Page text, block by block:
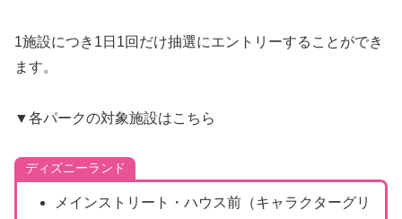
1施設につき1日1回だけ抽選にエントリーすることができ
ます。
▼各パークの対象施設はこちら
ディズニーランド
メインストリート・ハウス前（キャラクターグリ